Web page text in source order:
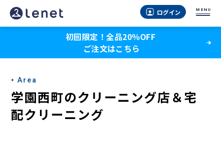
学
園
町
の
宅
配
ログイン MENU
初回限定！全品20％OFF
ご注文はこちら
Area
学園西町のクリーニング店＆宅
配クリーニング